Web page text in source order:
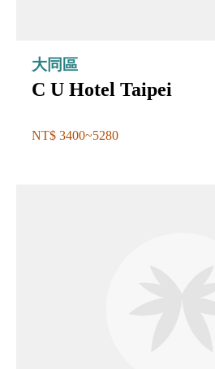
大同區
C U Hotel Taipei
NT$ 3400~5280